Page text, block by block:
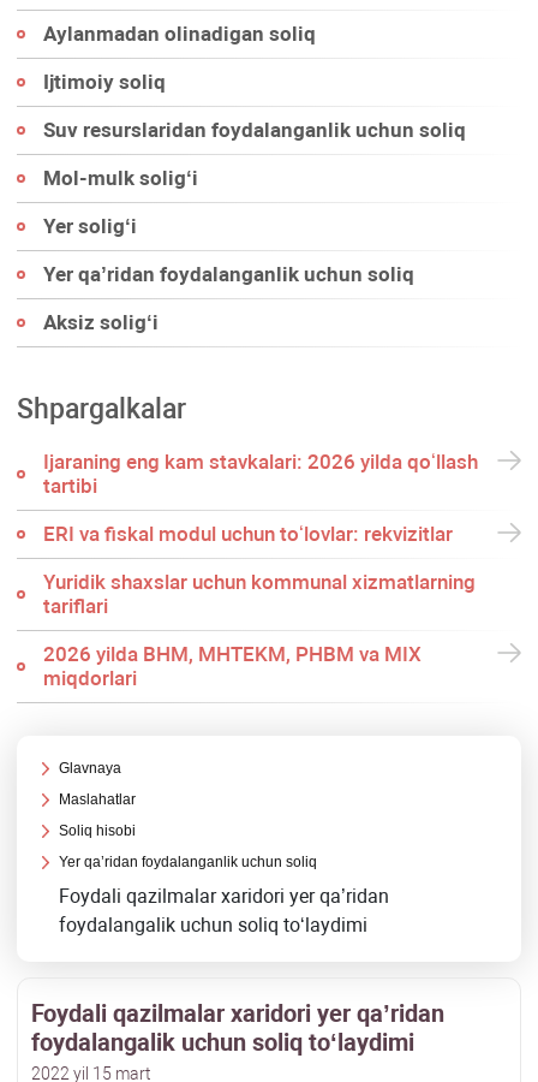
Aylanmadan olinadigan soliq
Ijtimoiy soliq
Suv resurslaridan foydalanganlik uchun soliq
Mol-mulk soligʻi
Yer soligʻi
Yer qa’ridan foydalanganlik uchun soliq
Aksiz soligʻi
Shpargalkalar
Ijaraning eng kam stavkalari: 2026 yilda qoʻllash
tartibi
ERI va fiskal modul uchun toʻlovlar: rekvizitlar
Yuridik shaхslar uchun kommunal хizmatlarning
tariflari
2026 yilda BHM, MHTEKM, PHBM va MIX
miqdorlari
Glavnaya
Maslahatlar
Soliq hisobi
Yer qa’ridan foydalanganlik uchun soliq
Foydali qazilmalar хaridori yer qa’ridan
foydalangalik uchun soliq toʻlaydimi
Foydali qazilmalar хaridori yer qa’ridan
foydalangalik uchun soliq toʻlaydimi
2022 yil 15 mart